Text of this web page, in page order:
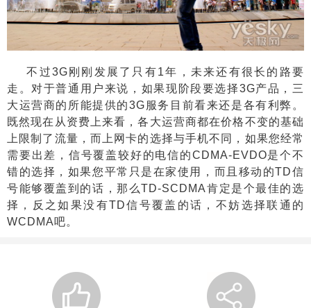
不过3G 刚刚发展了只有1年，未来还有很长的路要
走。对于普通用户来说，如果现阶段要选择3G产品，三
大运营商的所能提供的3G 服务目前看来还是各有利弊。
既然现在从资费上来看，各大运营商都在价格不变的基础
上限制了流量，而上网卡的选择与手机不同，如果您经常
需要出差，信号覆盖较好的电信的CDMA-EVDO是个不
错的选择，如果您平常只是在家使用，而且移动的TD信
号能够覆盖到的话，那么TD-SCDMA肯定是个最佳的选
择，反之如果没有TD信号覆盖的话，不妨选择联通的
WCDMA 吧。